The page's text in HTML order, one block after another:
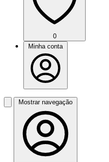
0
Minha conta
Mostrar navegação